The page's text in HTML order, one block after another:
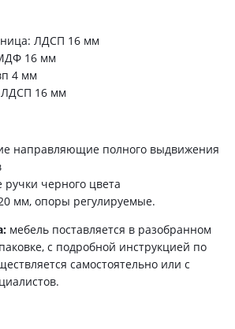
ЛДСП 16 мм
16 мм
4 мм
ЛДСП 16 мм
направляющие полного выдвижения
черного цвета
мм, опоры регулируемые.
мебель поставляется в разобранном
с подробной инструкцией по
самостоятельно или с